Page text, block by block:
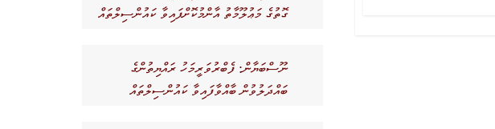
ގޮތުގެ މަޢުލޫމާތު އާންމުކޮށްފައިވާ ކައުންސިލްތައް
ނޫސްބަޔާން: ފެބްރުވަރީމަހު ރައްޔިތުންގެ
ބައްދަލުވުން ބާއްވާފައިވާ ކައުންސިލްތައް